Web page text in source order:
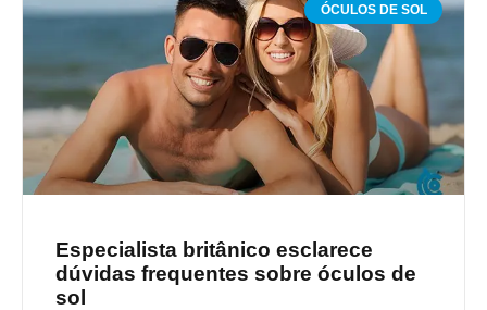
ÓCULOS DE SOL
Especialista britânico esclarece
dúvidas frequentes sobre óculos de
sol